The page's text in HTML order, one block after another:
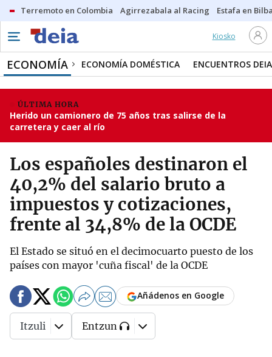
Terremoto en Colombia Agirrezabala al Racing Estafa en
Kiosko
ECONOMÍA ECONOMÍA DOMÉSTICA ENCUENTROS DEIA
ÚLTIMA HORA
Herido un camionero de 75 años tras salirse de la
carretera y caer al río
Los españoles destinaron el
40,2% del salario bruto a
impuestos y cotizaciones,
frente al 34,8% de la OCDE
El Estado se situó en el decimocuarto puesto de los
países con mayor 'cuña fiscal' de la OCDE
Añádenos en Google
Itzuli Entzun